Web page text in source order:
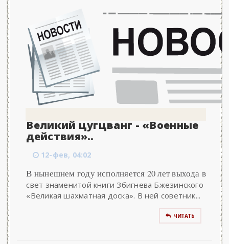
Великий цугцванг - «Военные
действия»..
12-фев, 04:02
В нынешнем году исполняется 20 лет выхода в
свет знаменитой книги Збигнева Бжезинского
«Великая шахматная доска». В ней советник...
ЧИТАТЬ